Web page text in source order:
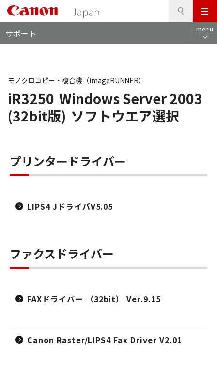
メ
ニ
ュ
サポート menu
iR3250 Windows Server 2003
(32bit版) ソフトウエア選択
モノクロコピー・複合機（imageRUNNER）
プリンタードライバー
LIPS4 JドライバV5.05
ファクスドライバー
FAXドライバー （32bit） Ver.9.15
Canon Raster/LIPS4 Fax Driver V2.01